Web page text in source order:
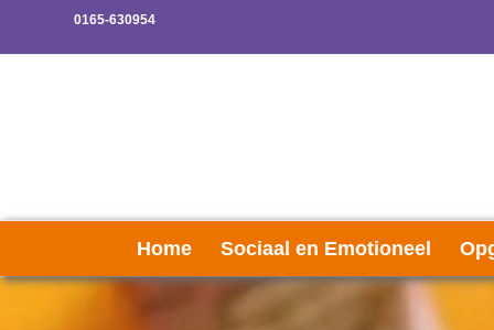
0165-630954
Home Sociaal en Emotioneel